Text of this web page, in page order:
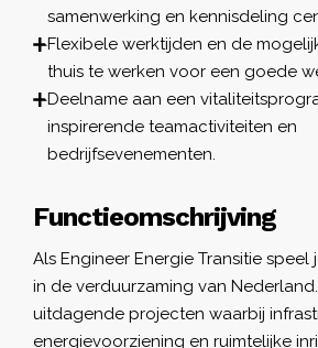
samenwerking en kennisdeling
Flexibele werktijden en de
thuis te werken voor een goede
Deelname aan een
inspirerende teamactiviteiten en
bedrijfsevenementen.
Functieomschrijving
Als Engineer Energie Transitie
in de verduurzaming van
uitdagende projecten waarbij
energievoorziening en ruimtelijke